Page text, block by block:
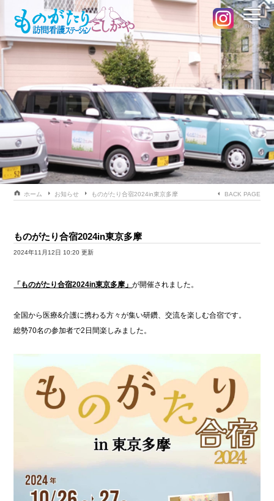
ホーム お知らせ BACK PAGE
ものがたり合宿2024in東京多摩
ものがたり合宿2024in東京多摩
2024年11月12日 10:20 更新
「ものがたり合宿2024in東京多摩」が開催されました。
全国から医療&介護に携わる方々が集い研鑽、交流を楽しむ合宿です。
総勢70名の参加者で2日間楽しみました。
menu